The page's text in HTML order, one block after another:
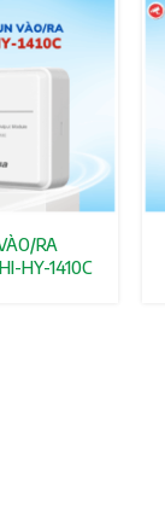
RA
HY-1410C